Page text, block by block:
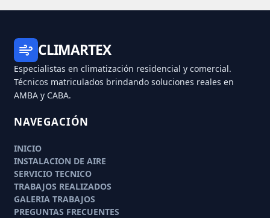
CLIMARTEX
Especialistas en climatización residencial y comercial.
Técnicos matriculados brindando soluciones reales en
AMBA y CABA.
NAVEGACIÓN
INICIO
INSTALACION DE AIRE
SERVICIO TECNICO
TRABAJOS REALIZADOS
GALERIA TRABAJOS
PREGUNTAS FRECUENTES